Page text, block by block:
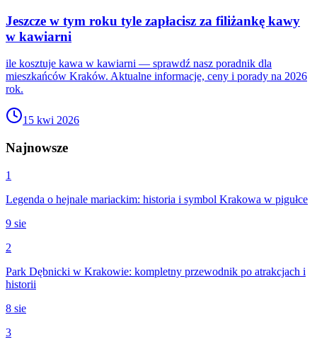
Jeszcze w tym roku tyle zapłacisz za filiżankę kawy
w kawiarni
ile kosztuje kawa w kawiarni — sprawdź nasz poradnik dla
mieszkańców Kraków. Aktualne informacje, ceny i porady na 2026
rok.
15 kwi 2026
Najnowsze
1
Legenda o hejnale mariackim: historia i symbol Krakowa w pigułce
9 sie
2
Park Dębnicki w Krakowie: kompletny przewodnik po atrakcjach i
historii
8 sie
3